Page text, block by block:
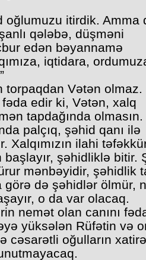
oğlumuzu itirdik. Amma
qələbə, düşməni
edən bəyannamə
iqtidara,
torpaqdan Vətən olmaz.
fəda edir ki, Vətən, xalq
tapdağında olmasın.
palçıq, şəhid qanı ilə
Xalqımızın ilahi
şəhidliklə bitir.
mənbəyidir, şəhidlik
görə də şəhidlər ölmür,
o da var olacaq.
nemət olan canını
yüksələn Rüfətin və
cəsarətli oğulların